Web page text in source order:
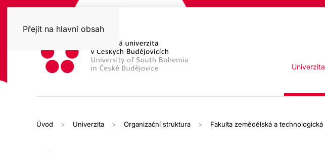
Přejít na hlavní obsah
Univerzita
Úvod Univerzita Organizační struktura Fakulta zemědělská a technologická